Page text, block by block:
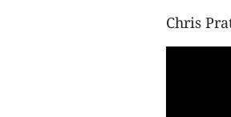
Chris